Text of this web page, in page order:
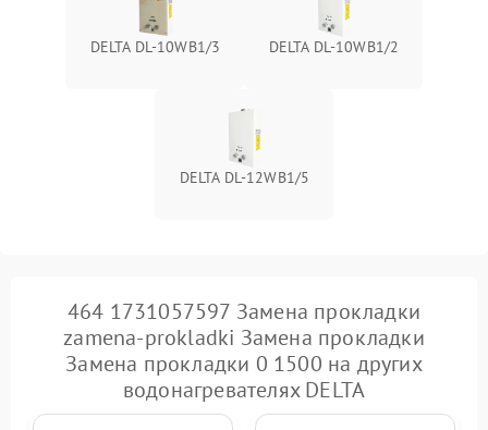
DELTA DL-10WB1/3 DELTA DL-10WB1/2
DELTA DL-12WB1/5
464 1731057597 Замена прокладки
zamena-prokladki Замена прокладки
Замена прокладки 0 1500 на других
водонагревателях DELTA